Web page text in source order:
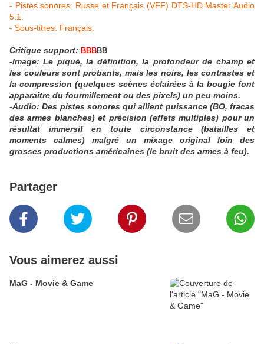
- Pistes sonores: Russe et Français (VFF) DTS-HD Master Audio
5.1.
- Sous-titres: Français.
Critique support: BBBBB
-Image: Le piqué, la définition, la profondeur de champ et
les couleurs sont probants, mais les noirs, les contrastes et
la compression (quelques scènes éclairées à la bougie font
apparaître du fourmillement ou des pixels) un peu moins.
-Audio: Des pistes sonores qui allient puissance (BO, fracas
des armes blanches) et précision (effets multiples) pour un
résultat immersif en toute circonstance (batailles et
moments calmes) malgré un mixage original loin des
grosses productions américaines (le bruit des armes à feu).
Partager
Vous aimerez aussi
MaG - Movie & Game